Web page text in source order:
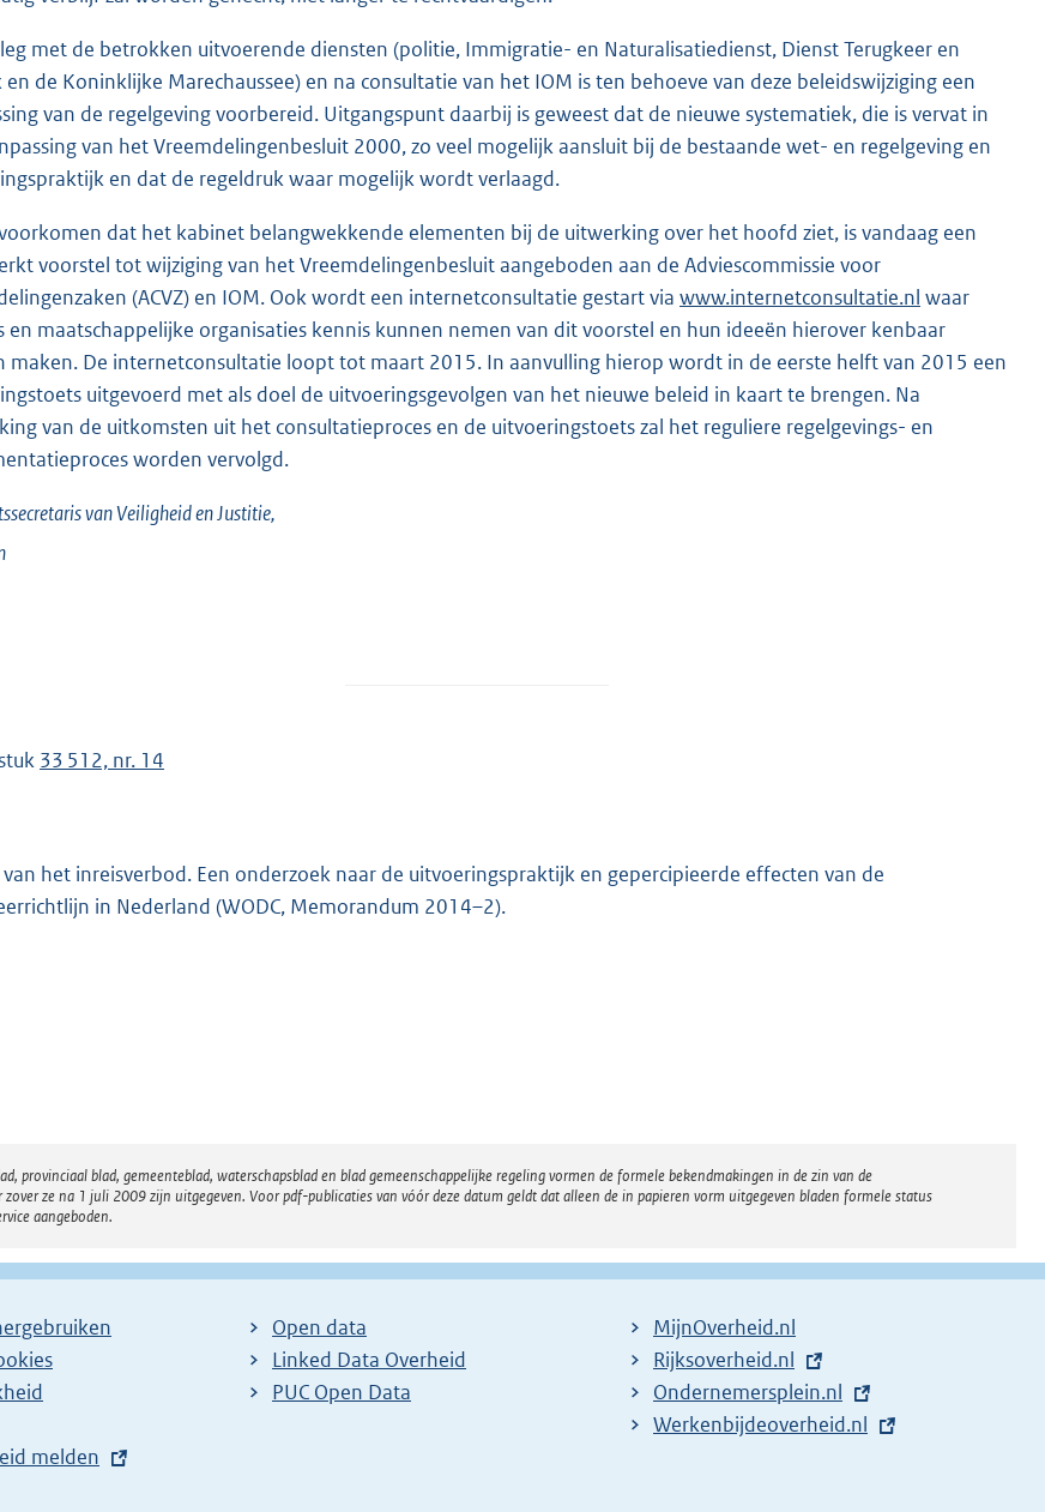
met de betrokken uitvoerende diensten (politie, Immigratie- en Naturalisatiedienst, Dienst Terugkeer en
en de Koninklijke Marechaussee) en na consultatie van het IOM is ten behoeve van deze beleidswijziging een
van de regelgeving voorbereid. Uitgangspunt daarbij is geweest dat de nieuwe systematiek, die is vervat in
van het Vreemdelingenbesluit 2000, zo veel mogelijk aansluit bij de bestaande wet- en regelgeving en
en dat de regeldruk waar mogelijk wordt verlaagd.
dat het kabinet belangwekkende elementen bij de uitwerking over het hoofd ziet, is vandaag een
voorstel tot wijziging van het Vreemdelingenbesluit aangeboden aan de Adviescommissie voor
(ACVZ) en IOM. Ook wordt een internetconsultatie gestart via www.internetconsultatie.nl waar
en maatschappelijke organisaties kennis kunnen nemen van dit voorstel en hun ideeën hierover kenbaar
maken. De internetconsultatie loopt tot maart 2015. In aanvulling hierop wordt in de eerste helft van 2015 een
uitgevoerd met als doel de uitvoeringsgevolgen van het nieuwe beleid in kaart te brengen. Na
van de uitkomsten uit het consultatieproces en de uitvoeringstoets zal het reguliere regelgevings- en
worden vervolgd.
van Veiligheid en Justitie,
33 512, nr. 14
het inreisverbod. Een onderzoek naar de uitvoeringspraktijk en gepercipieerde effecten van de
in Nederland (WODC, Memorandum 2014–2).
provinciaal blad, gemeenteblad, waterschapsblad en blad gemeenschappelijke regeling vormen de formele bekendmakingen in de zin van de
ze na 1 juli 2009 zijn uitgegeven. Voor pdf-publicaties van vóór deze datum geldt dat alleen de in papieren vorm uitgegeven bladen formele status
aangeboden.
melden
Open data
Linked Data Overheid
PUC Open Data
MijnOverheid.nl
E
x
t
Rijksoverheid.nl
E
x
Ondernemersplein.nl
E
Werkenbijdeoverheid.nl